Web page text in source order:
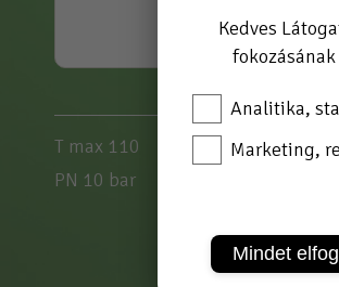
T max 110
PN 10 bar
Kedves
Analitika,
Marketing,
Mindet